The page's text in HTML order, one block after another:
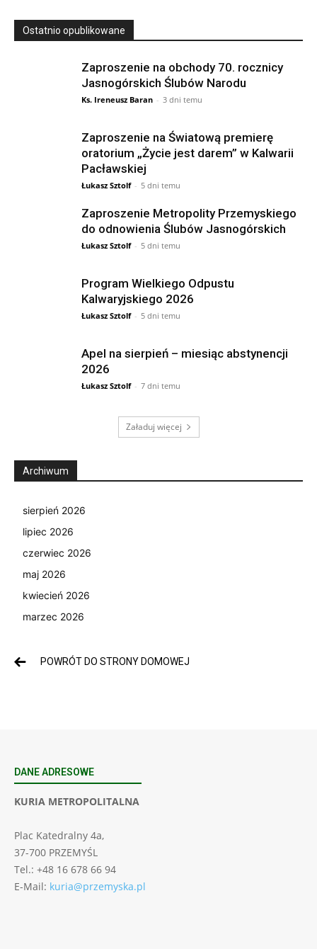
Ostatnio opublikowane
Zaproszenie na obchody 70. rocznicy
Jasnogórskich Ślubów Narodu
Ks. Ireneusz Baran - 3 dni temu
Zaproszenie na Światową premierę
oratorium „Życie jest darem” w Kalwarii
Pacławskiej
Łukasz Sztolf - 5 dni temu
Zaproszenie Metropolity Przemyskiego
do odnowienia Ślubów Jasnogórskich
Łukasz Sztolf - 5 dni temu
Program Wielkiego Odpustu
Kalwaryjskiego 2026
Łukasz Sztolf - 5 dni temu
Apel na sierpień – miesiąc abstynencji
2026
Łukasz Sztolf - 7 dni temu
Załaduj więcej
Archiwum
sierpień 2026
lipiec 2026
czerwiec 2026
maj 2026
kwiecień 2026
marzec 2026
POWRÓT DO STRONY DOMOWEJ
DANE ADRESOWE
KURIA METROPOLITALNA
Plac Katedralny 4a,
37-700 PRZEMYŚL
Tel.: +48 16 678 66 94
E-Mail: kuria@przemyska.pl